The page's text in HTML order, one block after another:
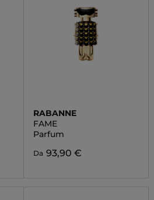
RABANNE
FAME
Parfum
Da 93,90 €